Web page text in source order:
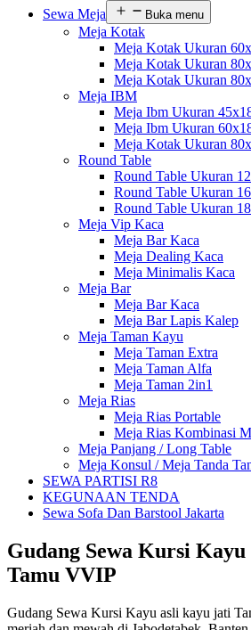
Sewa Meja
Buka menu
Meja Kotak
Meja Kotak Ukuran
Meja Kotak Ukuran
Meja Kotak Ukuran
Meja IBM
Meja Ibm Ukuran
Meja Ibm Ukuran
Meja Kotak Ukuran
Round Table
Round Table Ukuran
Round Table Ukuran
Round Table Ukuran
Meja Vip Kaca
Meja Bar Kaca
Meja Dealing Kaca
Meja Minimalis Kaca
Meja Bar
Meja Bar Kaca
Meja Bar Lapis Kalep
Meja Taman Kayu
Meja Taman Extra
Meja Taman Alfa
Meja Taman 2in1
Meja Rias
Meja Rias Portable
Meja Rias Kombinasi
Meja Panjang / Long Table
Meja Konsul / Meja Tanda
SEWA PARTISI R8
KEGUNAAN TENDA
Sewa Sofa Dan Barstool Jakarta
Gudang Sewa Kursi
Tamu VVIP
Gudang Sewa Kursi Kayu asli kayu jati